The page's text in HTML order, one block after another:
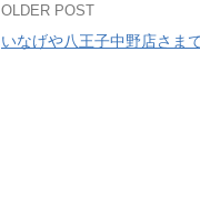
Post
navigation
OLDER POST
いなげや八王子中野店さま